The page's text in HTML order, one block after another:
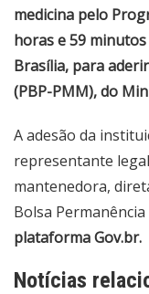
medicina pelo
horas e 59
Brasília, para
(PBP-PMM), do
Aadesão da
representante
mantenedora,
Bolsa Permanência
plataforma Gov.br.
Notícias